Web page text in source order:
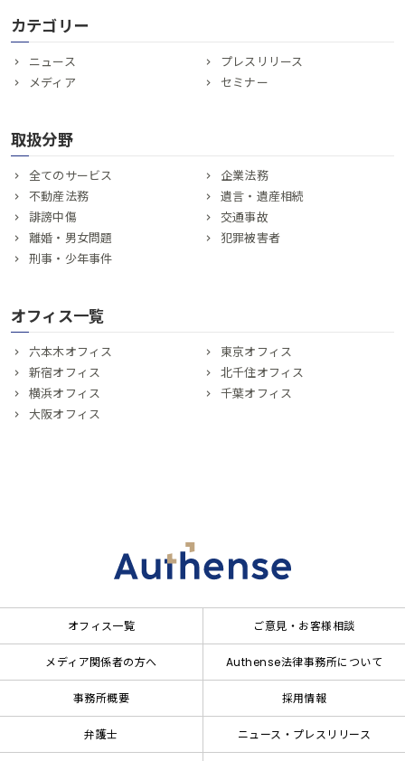
カテゴリー
ニュース
プレスリリース
メディア
セミナー
取扱分野
全てのサービス
企業法務
不動産法務
遺言・遺産相続
誹謗中傷
交通事故
離婚・男女問題
犯罪被害者
刑事・少年事件
オフィス一覧
六本木オフィス
東京オフィス
新宿オフィス
北千住オフィス
横浜オフィス
千葉オフィス
大阪オフィス
オフィス一覧 ご意見・お客様相談
メディア関係者の方へ Authense法律事務所について
事務所概要 採用情報
弁護士 ニュース・プレスリリース